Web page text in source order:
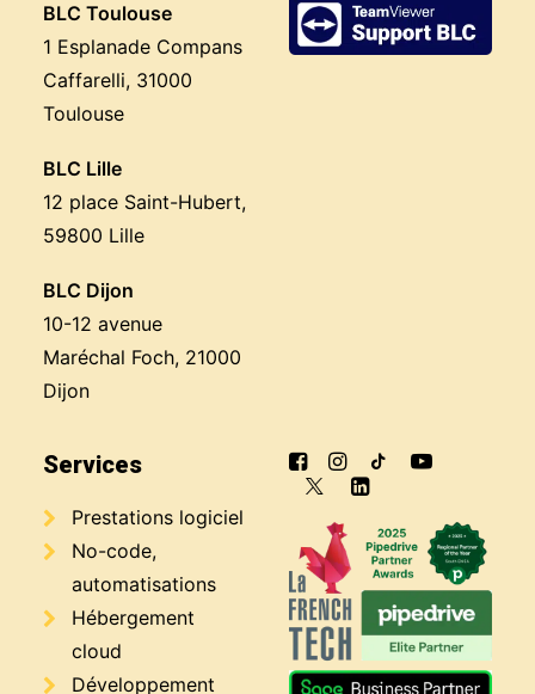
BLC Toulouse
1 Esplanade Compans
Caffarelli, 31000
Toulouse
BLC Lille
12 place Saint-Hubert,
59800 Lille
BLC Dijon
10-12 avenue
Maréchal Foch, 21000
Dijon
Services
Prestations logiciel
No-code,
automatisations
Hébergement
cloud
Développement